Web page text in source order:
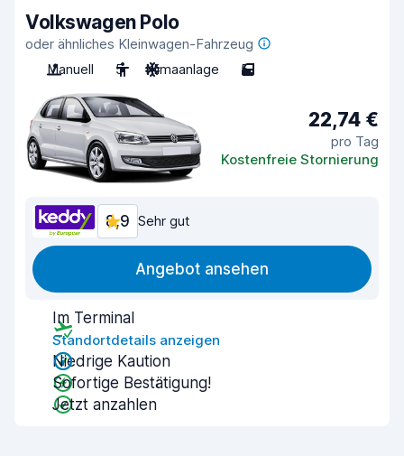
Volkswagen Polo
oder ähnliches Kleinwagen-Fahrzeug
Manuell
5 Klimaanlage 5
22,74 €
pro Tag
Kostenfreie Stornierung
8,9 Sehr gut
Angebot ansehen
Im Terminal
Standortdetails anzeigen
Niedrige Kaution
Sofortige Bestätigung!
Jetzt anzahlen